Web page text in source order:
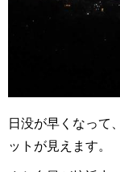
日没が早くなって
ットが見えます。